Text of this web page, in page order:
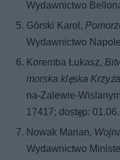
Wydawnictwo
Górski Karol,
Wydawnictwo
Koremba Łukasz,
morska klęska
na-Zalewie-
17417; dostęp:
Nowak Marian,
Wydawnictwo